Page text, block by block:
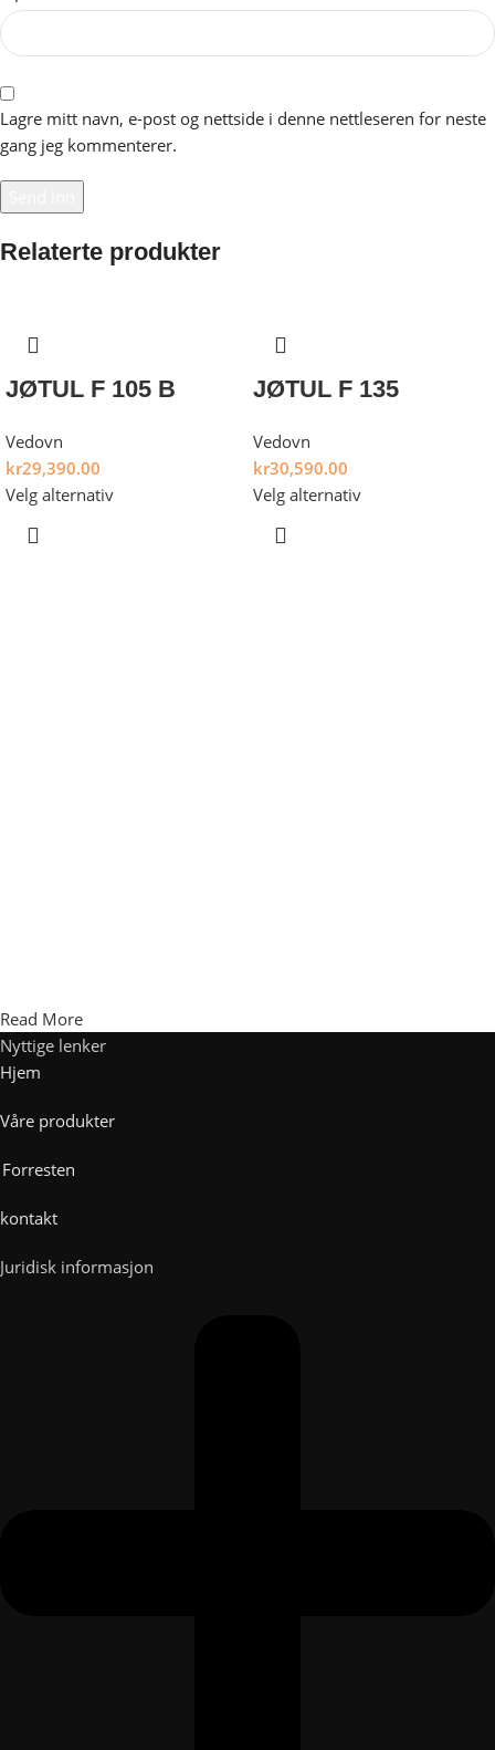
Lagre mitt navn, e-post og nettside i denne nettleseren for neste
gang jeg kommenterer.
Relaterte produkter
JØTUL F 105 B
Vedovn
kr29,390.00
Velg alternativ
JØTUL F 135
Vedovn
kr30,590.00
Velg alternativ
Read More
Nyttige lenker
Hjem
Våre produkter
Forresten
kontakt
Juridisk informasjon